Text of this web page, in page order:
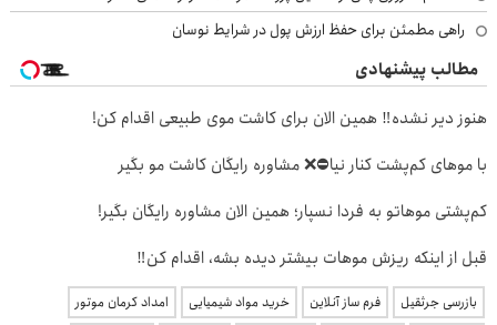
راهی مطمئن برای حفظ ارزش پول در شرایط نوسان
مطالب پیشنهادی
هنوز دیر نشده‼️ همین الان برای کاشت موی طبیعی اقدام کن!
با موهای کم‌پشت کنار نیا⛔️❌ مشاوره رایگان کاشت مو بگیر
کم‌پشتی موهاتو به فردا نسپار؛ همین الان مشاوره رایگان بگیر!
قبل از اینکه ریزش موهات بیشتر دیده بشه، اقدام کن‼️
بازرسی جرثقیل فرم ساز آنلاین خرید مواد شیمیایی
امداد کرمان موتور